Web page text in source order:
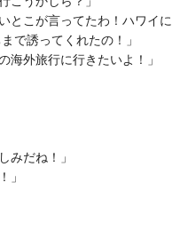
とこが言ってたわ！ハワイに
で誘ってくれたの！」
海外旅行に行きたいよ！」
みだね！」
」